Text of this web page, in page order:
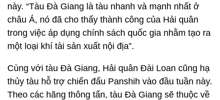
này. “Tàu Đà Giang là tàu nhanh và mạnh nhất ở
châu Á, nó đã cho thấy thành công của Hải quân
trong việc áp dụng chính sách quốc gia nhằm tạo ra
một loại khí tài sản xuất nội địa”.
Cùng với tàu Đà Giang, Hải quân Đài Loan cũng hạ
thủy tàu hỗ trợ chiến đấu Panshih vào đầu tuần này.
Theo các hãng thông tấn, tàu Đà Giang sẽ thuộc về